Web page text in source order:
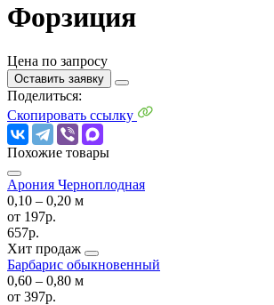
Форзиция
Цена по запросу
Оставить заявку
Поделиться:
Скопировать ссылку
Похожие товары
Арония Черноплодная
0,10 ‒ 0,20 м
от 197р.
657р.
Хит продаж
Барбарис обыкновенный
0,60 ‒ 0,80 м
от 397р.